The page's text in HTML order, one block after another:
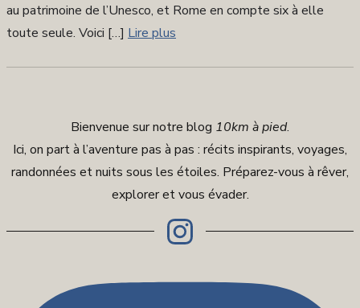
au patrimoine de l’Unesco, et Rome en compte six à elle
toute seule. Voici […] Lire plus
Bienvenue sur notre blog 10km à pied.
Ici, on part à l’aventure pas à pas : récits inspirants, voyages,
randonnées et nuits sous les étoiles. Préparez-vous à rêver,
explorer et vous évader.